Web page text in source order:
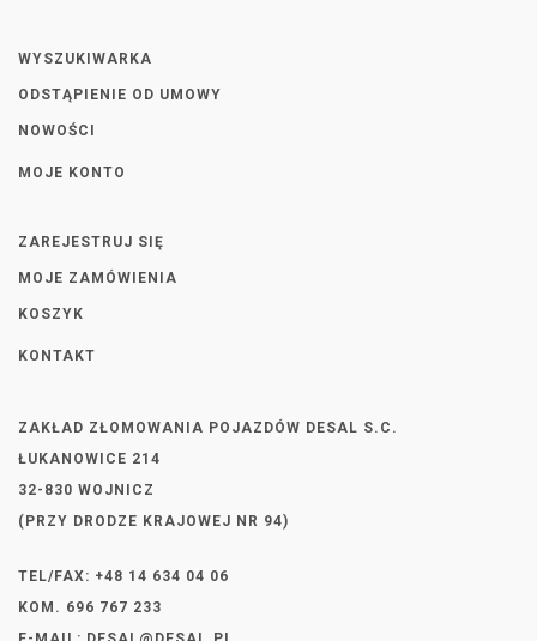
WYSZUKIWARKA
ODSTĄPIENIE OD UMOWY
NOWOŚCI
MOJE KONTO
ZAREJESTRUJ SIĘ
MOJE ZAMÓWIENIA
KOSZYK
KONTAKT
ZAKŁAD ZŁOMOWANIA POJAZDÓW DESAL S.C.
ŁUKANOWICE 214
32-830 WOJNICZ
(PRZY DRODZE KRAJOWEJ NR 94)
TEL/FAX: +48 14 634 04 06
KOM. 696 767 233